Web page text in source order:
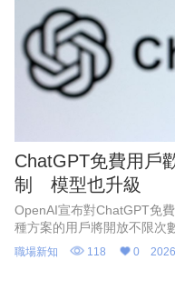
ChatGPT免費用戶
制 模型也升級
OpenAI宣布對ChatGPT免
種方案的用戶將開放不限次
被限制使用。
職場新知 118 0